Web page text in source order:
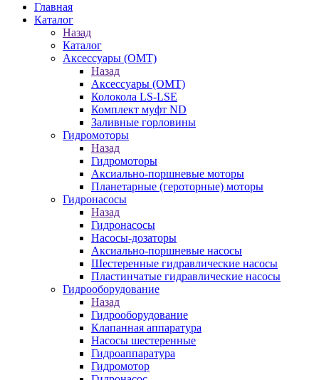
Главная
Каталог
Назад
Каталог
Аксессуары (OMT)
Назад
Аксессуары (OMT)
Колокола LS-LSE
Комплект муфт ND
Заливные горловины
Гидромоторы
Назад
Гидромоторы
Аксиально-поршневые моторы
Планетарные (героторные) моторы
Гидронасосы
Назад
Гидронасосы
Насосы-дозаторы
Аксиально-поршневые насосы
Шестеренные гидравлические насосы
Пластинчатые гидравлические насосы
Гидрооборудование
Назад
Гидрооборудование
Клапанная аппаратура
Насосы шестеренные
Гидроаппаратура
Гидромотор